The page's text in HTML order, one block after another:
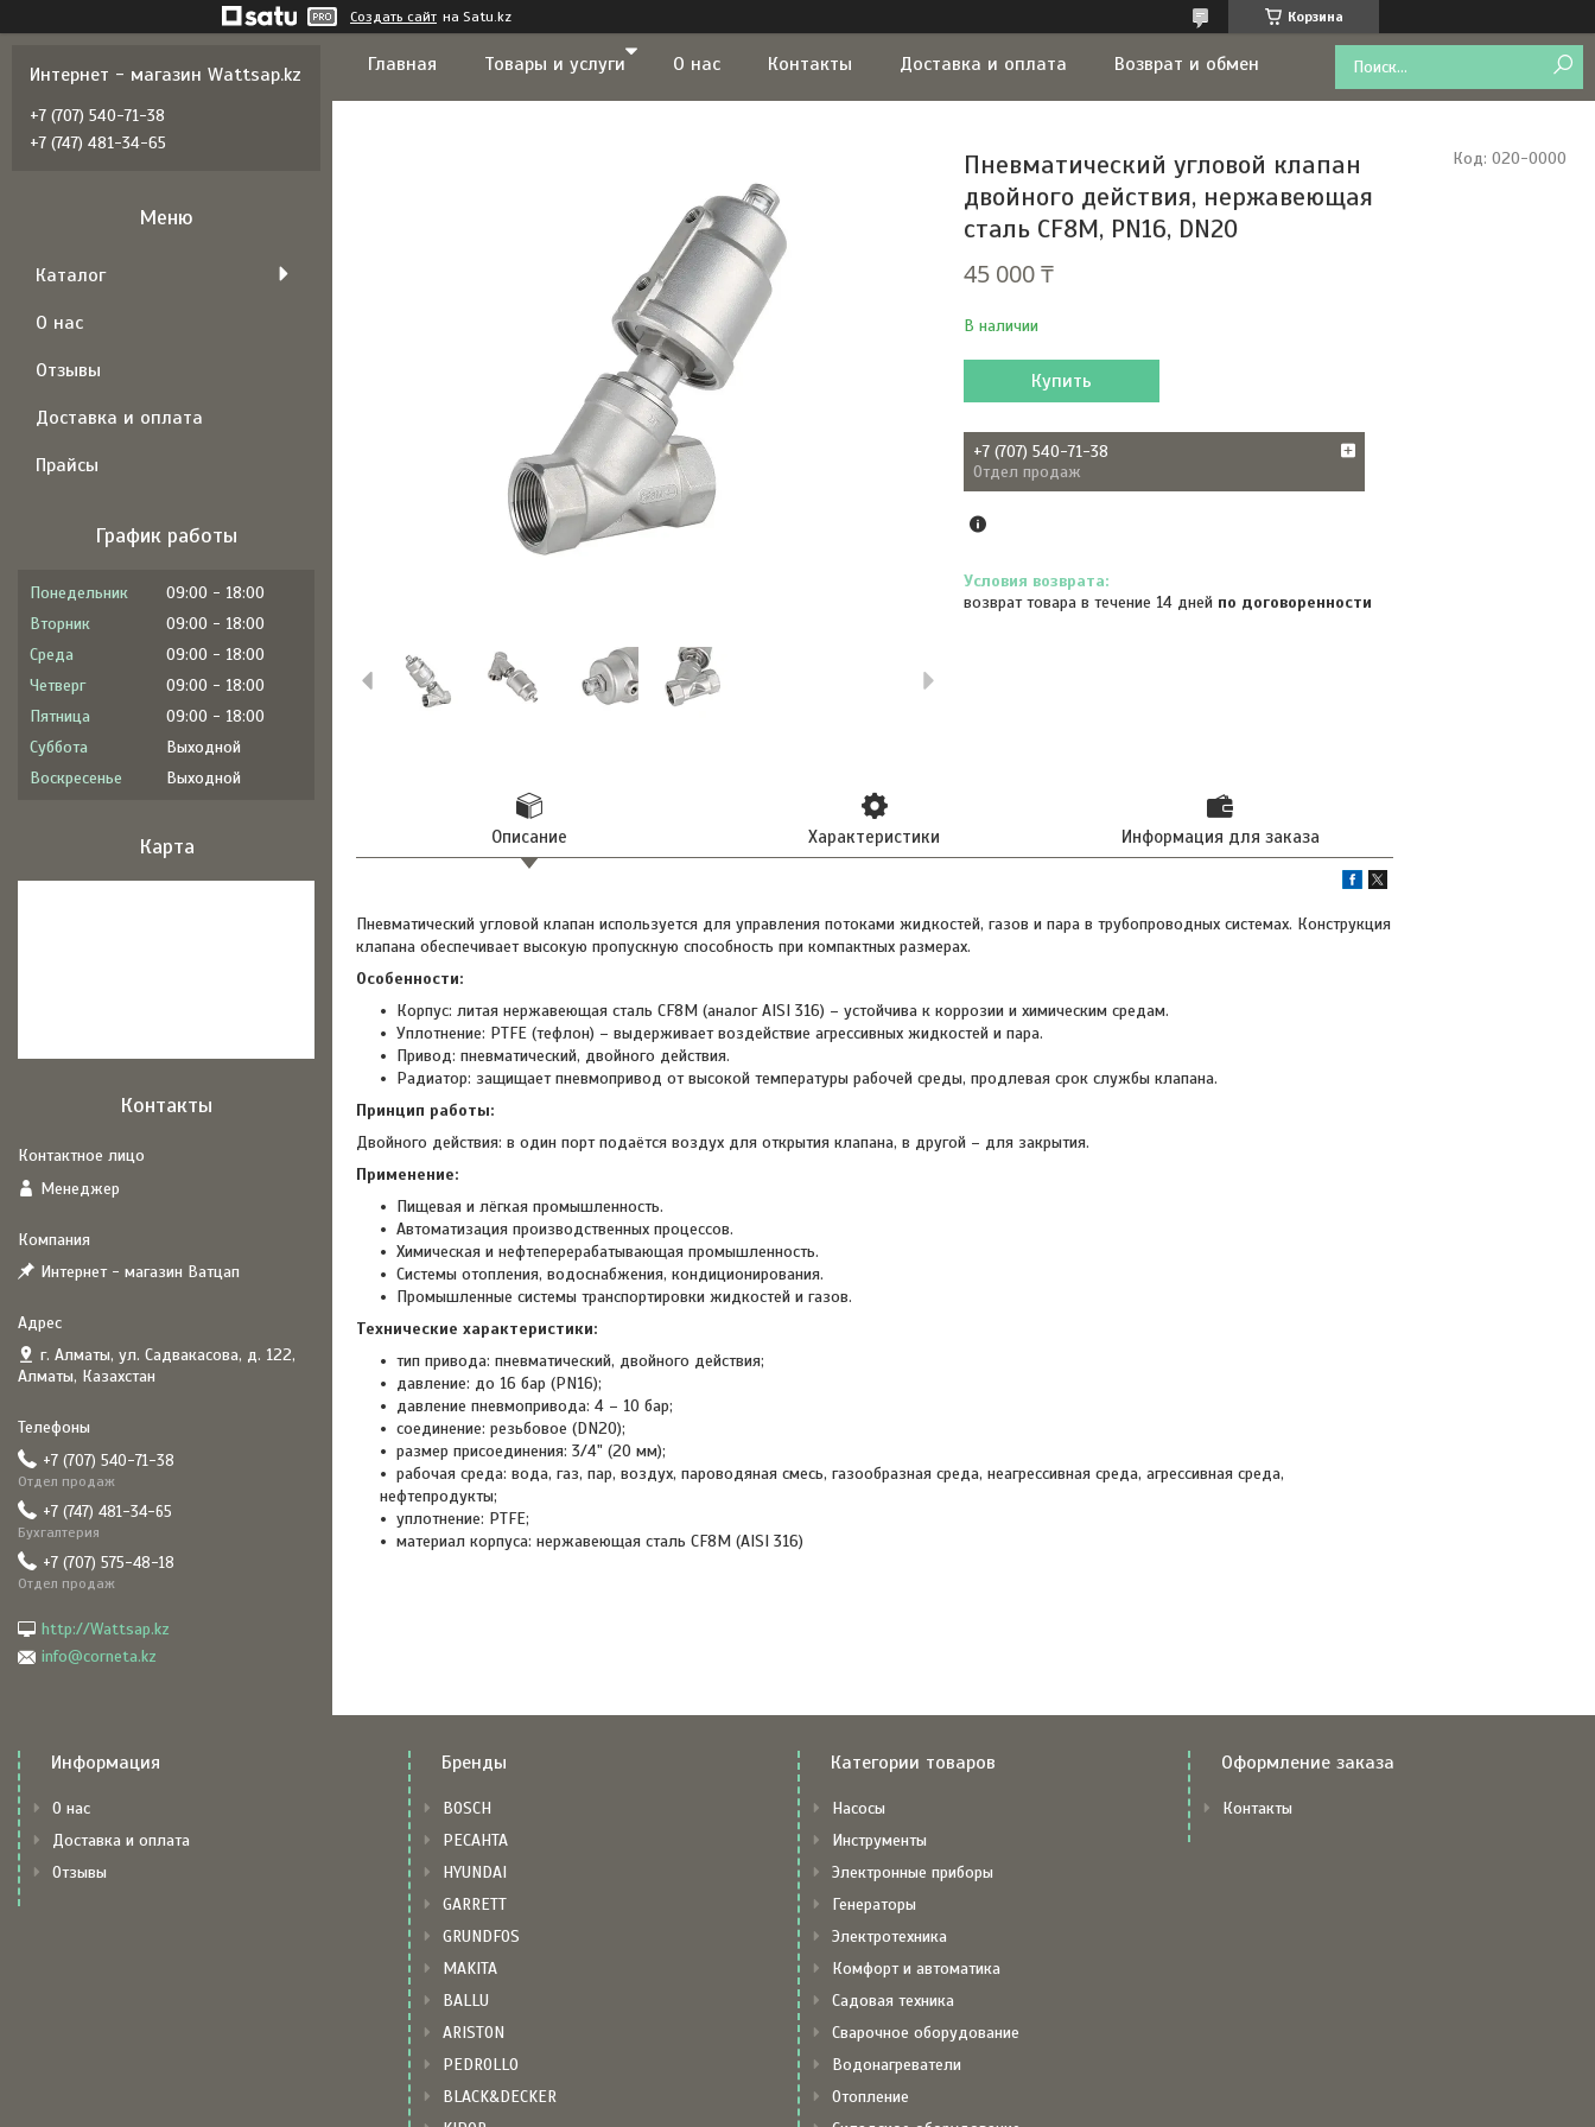
Создать сайт на Satu.kz Корзина
Главная Товары и услуги О нас Контакты Доставка и оплата Возврат и обмен
Пневматический угловой клапан
двойного действия, нержавеющая
сталь CF8M, PN16, DN20
45 000 ₸
В наличии
Код: 020-0000
Купить
+7 (707) 540-71-38
Отдел продаж
возврат товара в течение 14 дней по договоренности
Описание Характеристики Информация для заказа
Пневматический угловой клапан используется для управления потоками жидкостей, газов и пара в трубопроводных системах. Конструкция
клапана обеспечивает высокую пропускную способность при компактных размерах.
Особенности:
Корпус: литая нержавеющая сталь CF8M (аналог AISI 316) – устойчива к коррозии и химическим средам.
Уплотнение: PTFE (тефлон) – выдерживает воздействие агрессивных жидкостей и пара.
Привод: пневматический, двойного действия.
Радиатор: защищает пневмопривод от высокой температуры рабочей среды, продлевая срок службы клапана.
Принцип работы:
Двойного действия: в один порт подаётся воздух для открытия клапана, в другой – для закрытия.
Применение:
Пищевая и лёгкая промышленность.
Автоматизация производственных процессов.
Химическая и нефтеперерабатывающая промышленность.
Системы отопления, водоснабжения, кондиционирования.
Промышленные системы транспортировки жидкостей и газов.
Технические характеристики:
тип привода: пневматический, двойного действия;
давление: до 16 бар (PN16);
давление пневмопривода: 4 – 10 бар;
соединение: резьбовое (DN20);
размер присоединения: 3/4" (20 мм);
рабочая среда: вода, газ, пар, воздух, пароводяная смесь, газообразная среда, неагрессивная среда, агрессивная среда,
нефтепродукты;
уплотнение: PTFE;
материал корпуса: нержавеющая сталь CF8M (AISI 316)
Интернет - магазин Wattsap.kz
+7 (707) 540-71-38
+7 (747) 481-34-65
Каталог
О нас
Отзывы
Доставка и оплата
Прайсы
График работы
Понедельник 09:00
18:00
Вторник
09:00
18:00
Среда
09:00
18:00
Четверг
09:00
18:00
Пятница
09:00
18:00
Суббота
Выходной
Воскресенье
Выходной
Карта
Контакты
Менеджер
Интернет - магазин Ватцап
г. Алматы, ул. Садвакасова, д. 122,
Алматы, Казахстан
+7 (707) 540-71-38
Отдел продаж
+7 (747) 481-34-65
Бухгалтерия
+7 (707) 575-48-18
Отдел продаж
http://Wattsap.kz
info@corneta.kz
Информация
О нас
Доставка и оплата
Отзывы
Бренды
BOSCH
РЕСАНТА
HYUNDAI
GARRETT
GRUNDFOS
MAKITA
BALLU
ARISTON
PEDROLLO
BLACK&DECKER
Категории товаров
Насосы
Инструменты
Электронные приборы
Генераторы
Электротехника
Комфорт и автоматика
Садовая техника
Сварочное оборудование
Водонагреватели
Отопление
Оформление заказа
Контакты